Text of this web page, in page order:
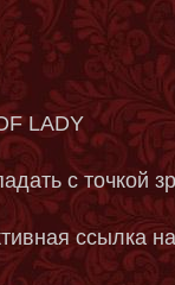
LADY
с точкой
ссылка